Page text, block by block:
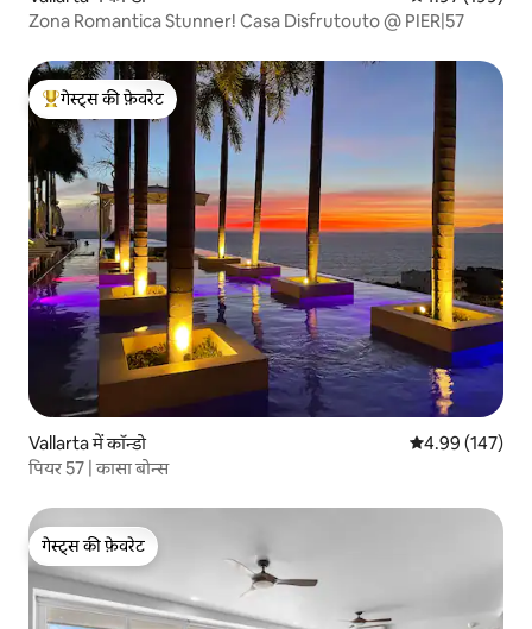
Zona Romantica Stunner! Casa Disfrutouto @ PIER|57
गेस्ट्स का टॉप फ़ेवरेट
गेस्ट्स की फ़ेवरेट
Vallarta में कॉन्डो औसत रेटिंग 5 में से
4.99 (147)
पियर 57 | कासा बोन्स
गेस्ट्स की फ़ेवरेट
गेस्ट्स की फ़ेवरेट